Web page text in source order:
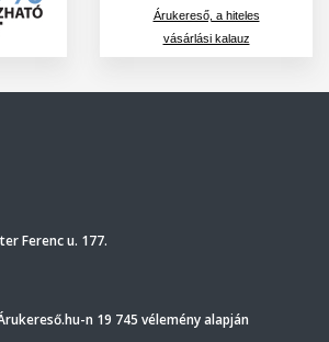
Árukereső, a hiteles
vásárlási kalauz
Ferenc u. 177.
n 19 745 vélemény alapján